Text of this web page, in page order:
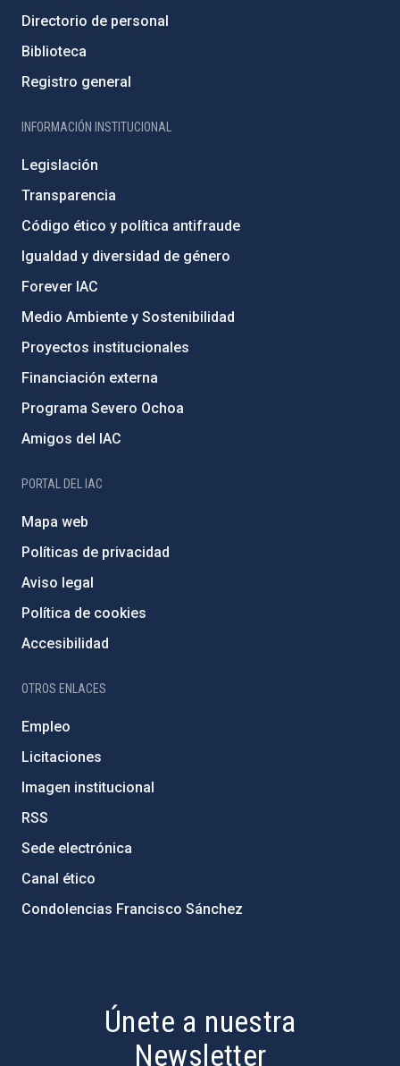
Directorio de personal
Biblioteca
Registro general
INFORMACIÓN INSTITUCIONAL
Legislación
Transparencia
Código ético y política antifraude
Igualdad y diversidad de género
Forever IAC
Medio Ambiente y Sostenibilidad
Proyectos institucionales
Financiación externa
Programa Severo Ochoa
Amigos del IAC
PORTAL DEL IAC
Mapa web
Políticas de privacidad
Aviso legal
Política de cookies
Accesibilidad
OTROS ENLACES
Empleo
Licitaciones
Imagen institucional
RSS
Sede electrónica
Canal ético
Condolencias Francisco Sánchez
Únete a nuestra
Newsletter